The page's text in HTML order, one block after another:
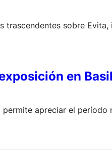
sobre
en
apreciar el